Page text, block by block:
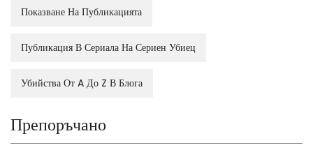
Показване На Публикацията
Публикация В Сериала На Сериен Убиец
Убийства От A До Z В Блога
Препоръчано